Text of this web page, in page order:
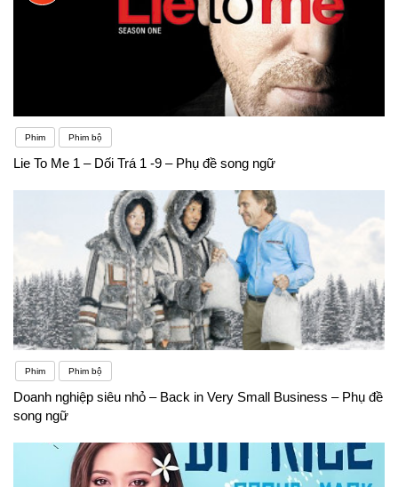
Phim Phim bộ
Lie To Me 1 – Dối Trá 1 -9 – Phụ đề song ngữ
Phim Phim bộ
Doanh nghiệp siêu nhỏ – Back in Very Small Business – Phụ đề
song ngữ